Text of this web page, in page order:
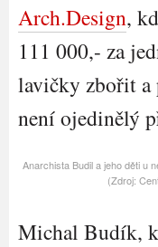
Arch.Design,
111 000,- za
lavičky zbořit a
není ojedinělý
Anarchista Budil a jeho děti u
(Zdroj:
Michal Budík,